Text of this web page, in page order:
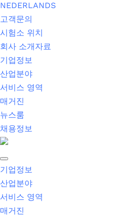
NEDERLANDS
고객문의
시험소 위치
회사 소개자료
기업정보
산업분야
서비스 영역
매거진
뉴스룸
채용정보
기업정보
산업분야
서비스 영역
매거진